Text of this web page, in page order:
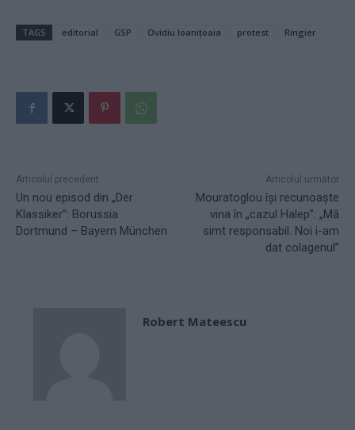
TAGS editorial GSP Ovidiu Ioanițoaia protest Ringier
Articolul precedent
Un nou episod din „Der
Klassiker”: Borussia
Dortmund – Bayern München
Articolul următor
Mouratoglou își recunoaște
vina în „cazul Halep”: „Mă
simt responsabil. Noi i-am
dat colagenul”
Robert Mateescu